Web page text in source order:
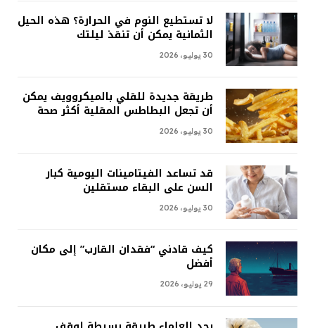
لا تستطيع النوم في الحرارة؟ هذه الحيل
الثمانية يمكن أن تنقذ ليلتك
30 يوليو، 2026
طريقة جديدة للقلي بالميكروويف يمكن
أن تجعل البطاطس المقلية أكثر صحة
30 يوليو، 2026
قد تساعد الفيتامينات اليومية كبار
السن على البقاء مستقلين
30 يوليو، 2026
كيف قادني “فقدان القارب” إلى مكان
أفضل
29 يوليو، 2026